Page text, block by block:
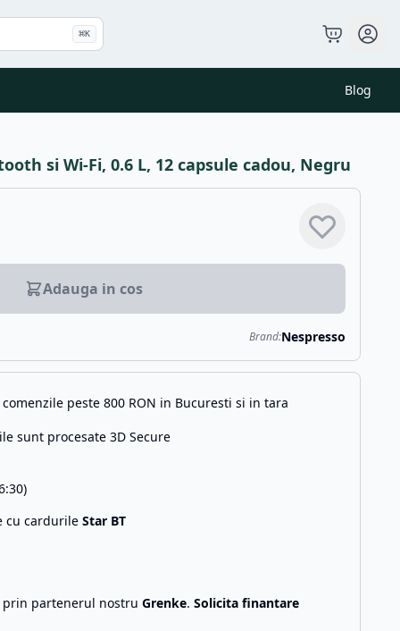
⌘K
Blog
si Wi-Fi, 0.6 L, 12 capsule cadou, Negru
Adauga in cos
Brand:Nespresso
peste 800 RON in Bucuresti si in tara
sunt procesate 3D Secure
cu cardurile Star BT
partenerul nostru Grenke. Solicita finantare